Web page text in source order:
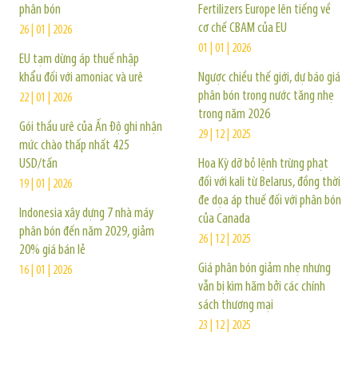
phân bón
26 | 01 | 2026
EU tạm dừng áp thuế nhập
khẩu đối với amoniac và urê
22 | 01 | 2026
Gói thầu urê của Ấn Độ ghi nhận
mức chào thấp nhất 425
USD/tấn
19 | 01 | 2026
Indonesia xây dựng 7 nhà máy
phân bón đến năm 2029, giảm
20% giá bán lẻ
16 | 01 | 2026
Fertilizers Europe lên tiếng về
cơ chế CBAM của EU
01 | 01 | 2026
Ngược chiều thế giới, dự báo giá
phân bón trong nước tăng nhẹ
trong năm 2026
29 | 12 | 2025
Hoa Kỳ dỡ bỏ lệnh trừng phạt
đối với kali từ Belarus, đồng thời
đe dọa áp thuế đối với phân bón
của Canada
26 | 12 | 2025
Giá phân bón giảm nhẹ nhưng
vẫn bị kìm hãm bởi các chính
sách thương mại
23 | 12 | 2025